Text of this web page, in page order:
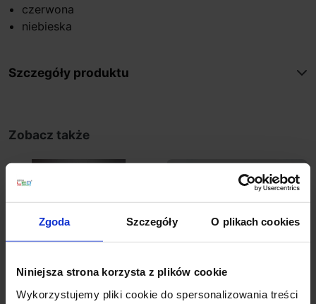
Zgoda Szczegóły O plikach cookies
Niniejsza strona korzysta z plików cookie
Wykorzystujemy pliki cookie do spersonalizowania treści
czerwona
niebieska
Szczegóły produktu
Zobacz także
Promocja